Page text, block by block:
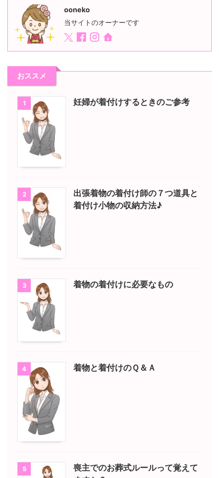
ooneko
当サイトのオーナーです
おススメ
1 妊婦が着付けするときのご参考
2
出張着物の着付け師の７つ道具と
着付け小物の収納方法♪
3 着物の着付けに必要なもの
4 着物と着付けのＱ＆Ａ
5
喪主でのお葬式ルールって覚えて